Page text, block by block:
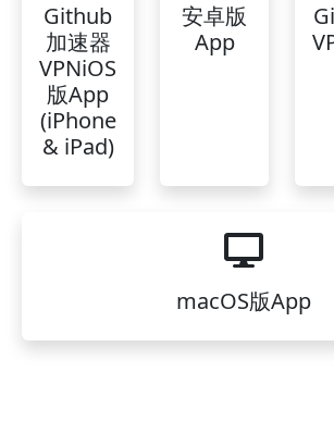
Github
加速器
VPNiOS
版App
(iPhone
& iPad)
安卓版
App
macOS版App